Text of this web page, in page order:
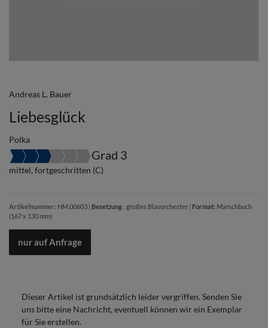
Andreas L. Bauer
Liebesglück
Polka
Grad 3
mittel, fortgeschritten (C)
Artikelnummer: HM.00603 | Besetzung : großes Blasorchester | Format: Marschbuch
(167 x 130 mm)
nur auf Anfrage
Dieser Artikel ist grundsätzlich leider vergriffen. Senden Sie
uns bitte eine Nachricht, eventuell können wir ein Exemplar
für Sie erstellen.